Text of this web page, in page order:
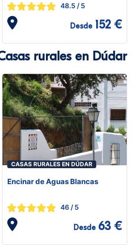
48.5 / 5
Desde 152 €
rurales en Dúdar
CASAS RURALES EN DÚDAR
Encinar de Aguas Blancas
46 / 5
Desde 63 €